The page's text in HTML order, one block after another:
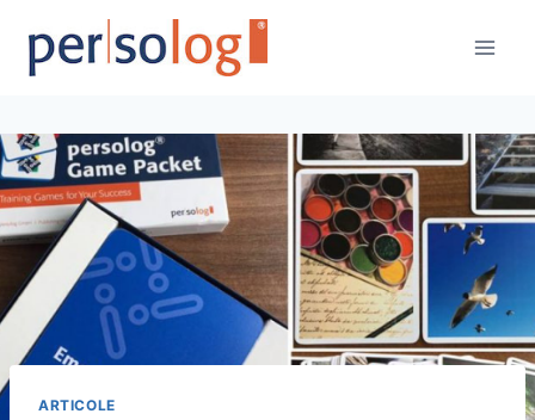
content
ARTICOLE